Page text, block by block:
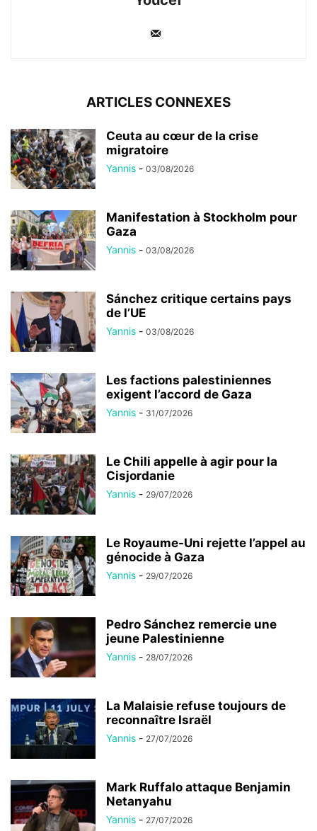
ARTICLES CONNEXES
Ceuta au cœur de la crise
migratoire
Yannis - 03/08/2026
Manifestation à Stockholm pour
Gaza
Yannis - 03/08/2026
Sánchez critique certains pays
de l’UE
Yannis - 03/08/2026
Les factions palestiniennes
exigent l’accord de Gaza
Yannis - 31/07/2026
Le Chili appelle à agir pour la
Cisjordanie
Yannis - 29/07/2026
Le Royaume-Uni rejette l’appel au
génocide à Gaza
Yannis - 29/07/2026
Pedro Sánchez remercie une
jeune Palestinienne
Yannis - 28/07/2026
La Malaisie refuse toujours de
reconnaître Israël
Yannis - 27/07/2026
Mark Ruffalo attaque Benjamin
Netanyahu
Yannis - 27/07/2026